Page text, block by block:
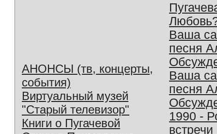
АНОНСЫ (тв, концерты,
события)
Виртуальный музей
"Старый телевизор"
Книги о Пугачевой
Ваша
песня
Ваша
песня
1990 -